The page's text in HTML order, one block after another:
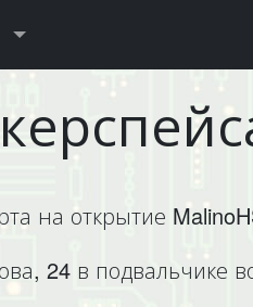
на открытие
24 в подвальчике